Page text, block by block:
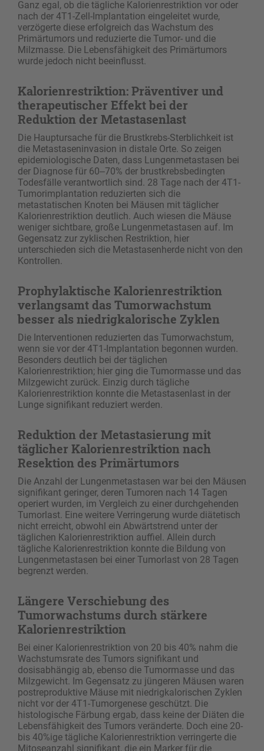
Ganz egal, ob die tägliche Kalorienrestriktion vor oder
nach der 4T1-Zell-Implantation eingeleitet wurde,
verzögerte diese erfolgreich das Wachstum des
Primärtumors und reduzierte die Tumor- und die
Milzmasse. Die Lebensfähigkeit des Primärtumors
wurde jedoch nicht beeinflusst.
Kalorienrestriktion: Präventiver und
therapeutischer Effekt bei der
Reduktion der Metastasenlast
Die Hauptursache für die Brustkrebs-Sterblichkeit ist
die Metastaseninvasion in distale Orte. So zeigen
epidemiologische Daten, dass Lungenmetastasen bei
der Diagnose für 60‒70% der brustkrebsbedingten
Todesfälle verantwortlich sind. 28 Tage nach der 4T1-
Tumorimplantation reduzierten sich die
metastatischen Knoten bei Mäusen mit täglicher
Kalorienrestriktion deutlich. Auch wiesen die Mäuse
weniger sichtbare, große Lungenmetastasen auf. Im
Gegensatz zur zyklischen Restriktion, hier
unterschieden sich die Metastasenherde nicht von den
Kontrollen.
Prophylaktische Kalorienrestriktion
verlangsamt das Tumorwachstum
besser als niedrigkalorische Zyklen
Die Interventionen reduzierten das Tumorwachstum,
wenn sie vor der 4T1-Implantation begonnen wurden.
Besonders deutlich bei der täglichen
Kalorienrestriktion; hier ging die Tumormasse und das
Milzgewicht zurück. Einzig durch tägliche
Kalorienrestriktion konnte die Metastasenlast in der
Lunge signifikant reduziert werden.
Reduktion der Metastasierung mit
täglicher Kalorienrestriktion nach
Resektion des Primärtumors
Die Anzahl der Lungenmetastasen war bei den Mäusen
signifikant geringer, deren Tumoren nach 14 Tagen
operiert wurden, im Vergleich zu einer durchgehenden
Tumorlast. Eine weitere Verringerung wurde diätetisch
nicht erreicht, obwohl ein Abwärtstrend unter der
täglichen Kalorienrestriktion auffiel. Allein durch
tägliche Kalorienrestriktion konnte die Bildung von
Lungenmetastasen bei einer Tumorlast von 28 Tagen
begrenzt werden.
Längere Verschiebung des
Tumorwachstums durch stärkere
Kalorienrestriktion
Bei einer Kalorienrestriktion von 20 bis 40% nahm die
Wachstumsrate des Tumors signifikant und
dosisabhängig ab, ebenso die Tumormasse und das
Milzgewicht. Im Gegensatz zu jüngeren Mäusen waren
postreproduktive Mäuse mit niedrigkalorischen Zyklen
nicht vor der 4T1-Tumorgenese geschützt. Die
histologische Färbung ergab, dass keine der Diäten die
Lebensfähigkeit des Tumors veränderte. Doch eine 20-
bis 40%ige tägliche Kalorienrestriktion verringerte die
Mitoseanzahl signifikant, die ein Marker für die